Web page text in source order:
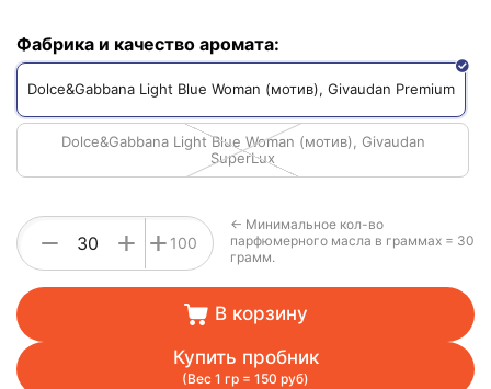
Фабрика и качество аромата:
Dolce&Gabbana Light Blue Woman (мотив), Givaudan Premium
Dolce&Gabbana Light Blue Woman (мотив), Givaudan
SuperLux
+ 100
+
−
← Минимальное кол-во
парфюмерного масла в граммах = 30
грамм.
В корзину
Купить пробник
(Вес 1 гр = 150 руб)